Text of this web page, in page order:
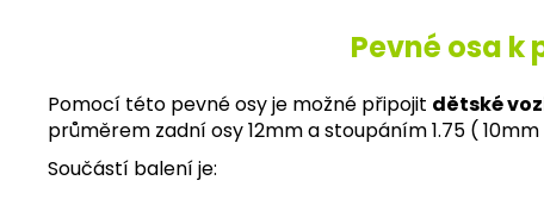
Pevné osa k
Pomocí této pevné osy je možné připojit dětské
průměrem zadní osy 12mm a stoupáním 1.75 (
Součástí balení je: